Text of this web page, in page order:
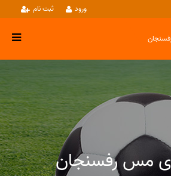
ثبت نام ورود
مس رفسنجان